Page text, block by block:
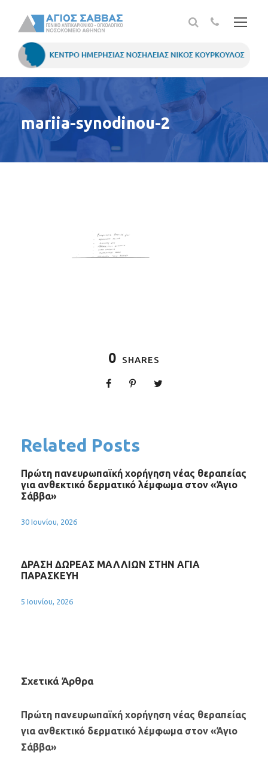
mariia-synodinou-2
0 SHARES
Related Posts
Πρώτη πανευρωπαϊκή χορήγηση νέας θεραπείας
για ανθεκτικό δερματικό λέμφωμα στον «Άγιο
Σάββα»
30 Ιουνίου, 2026
ΔΡΑΣΗ ΔΩΡΕΑΣ ΜΑΛΛΙΩΝ ΣΤΗΝ ΑΓΙΑ
ΠΑΡΑΣΚΕΥΗ
5 Ιουνίου, 2026
Σχετικά Άρθρα
Πρώτη πανευρωπαϊκή χορήγηση νέας θεραπείας
για ανθεκτικό δερματικό λέμφωμα στον «Άγιο
Σάββα»